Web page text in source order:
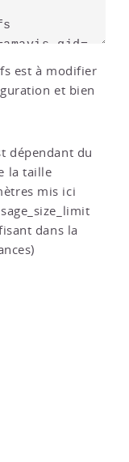
est à modifier
et bien
dépendant du
la taille
mis ici
dans la